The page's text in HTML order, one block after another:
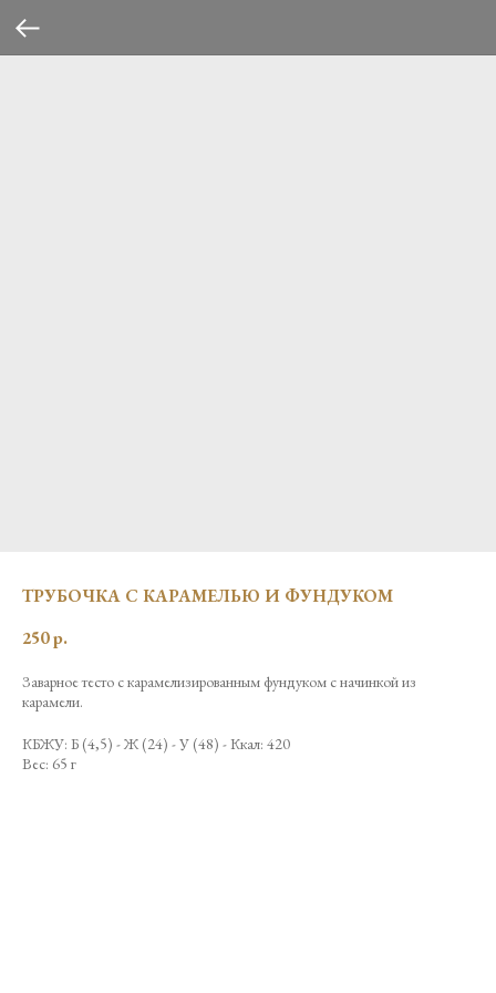
ТРУБОЧКА С КАРАМЕЛЬЮ И ФУНДУКОМ
250р.
Заварное тесто с карамелизированным фундуком с начинкой из
карамели.
КБЖУ: Б (4,5) - Ж (24) - У (48) - Ккал: 420
Вес: 65 г